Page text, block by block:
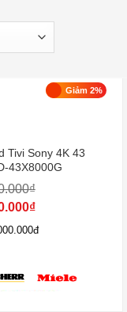
Giảm 2%
Tivi Sony 4K 43
43X8000G
₫
₫